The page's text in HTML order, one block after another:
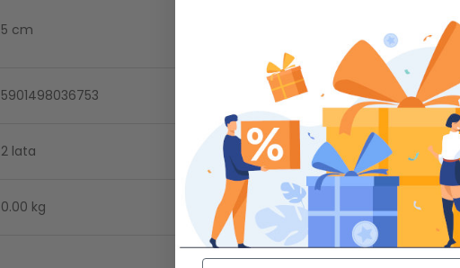
5 cm
5901498036753
2 lata
0.00 kg